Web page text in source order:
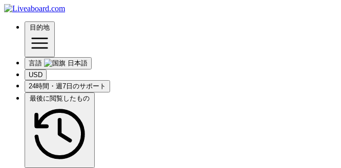
目的地
言語
USD
24時間・週7日のサポート
最後に閲覧したもの